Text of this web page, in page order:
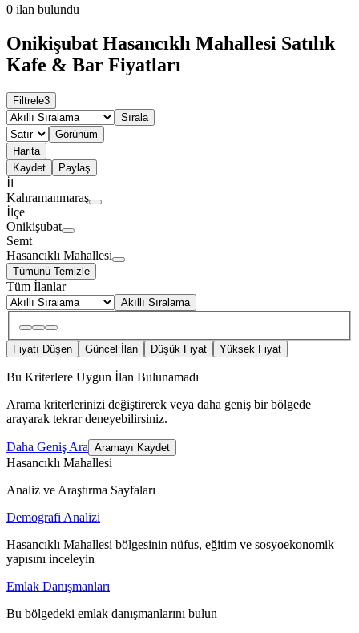
0 ilan bulundu
Onikişubat Hasancıklı Mahallesi Satılık
Kafe & Bar Fiyatları
Filtrele3
Sırala
Görünüm
Harita
Kaydet
Paylaş
İl
Kahramanmaraş
İlçe
Onikişubat
Semt
Hasancıklı Mahallesi
Tümünü Temizle
Tüm İlanlar
Akıllı Sıralama
Fiyatı Düşen Güncel İlan Düşük Fiyat Yüksek Fiyat
Bu Kriterlere Uygun İlan Bulunamadı
Arama kriterlerinizi değiştirerek veya daha geniş bir bölgede
arayarak tekrar deneyebilirsiniz.
Daha Geniş Ara Aramayı Kaydet
Hasancıklı Mahallesi
Analiz ve Araştırma Sayfaları
Demografi Analizi
Hasancıklı Mahallesi bölgesinin nüfus, eğitim ve sosyoekonomik
yapısını inceleyin
Emlak Danışmanları
Bu bölgedeki emlak danışmanlarını bulun